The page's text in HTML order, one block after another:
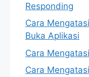
Responding
Cara
Buka Aplikasi
Cara
Cara